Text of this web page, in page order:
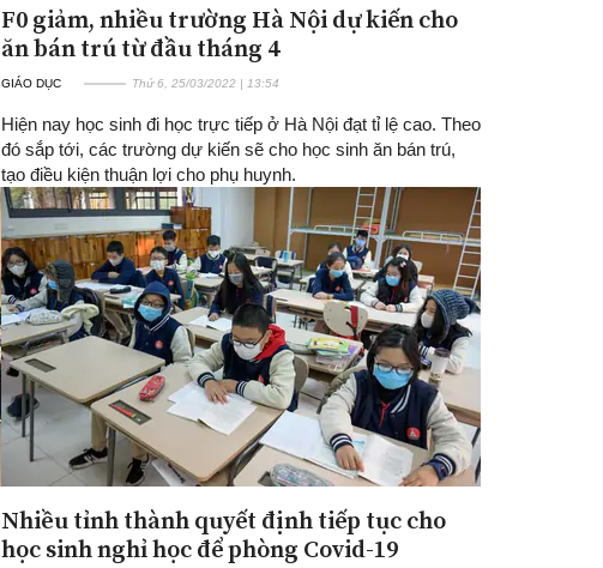
F0 giảm, nhiều trường Hà Nội dự kiến cho
ăn bán trú từ đầu tháng 4
GIÁO DỤC Thứ 6, 25/03/2022 | 13:54
Hiện nay học sinh đi học trực tiếp ở Hà Nội đạt tỉ lệ cao. Theo
đó sắp tới, các trường dự kiến sẽ cho học sinh ăn bán trú,
tạo điều kiện thuận lợi cho phụ huynh.
Nhiều tỉnh thành quyết định tiếp tục cho
học sinh nghỉ học để phòng Covid-19